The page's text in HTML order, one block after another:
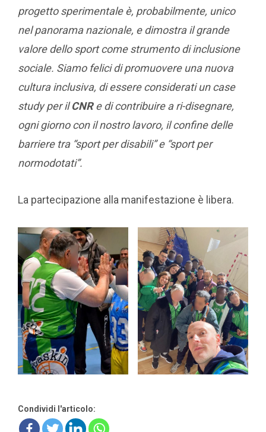
progetto sperimentale è, probabilmente, unico
nel panorama nazionale, e dimostra il grande
valore dello sport come strumento di inclusione
sociale. Siamo felici di promuovere una nuova
cultura inclusiva, di essere considerati un case
study per ilCNRe di contribuire a ri-disegnare,
ogni giorno con il nostro lavoro, il confine delle
barriere tra “sport per disabili” e “sport per
normodotati”.
La partecipazione alla manifestazione è libera.
Condividi l'articolo: